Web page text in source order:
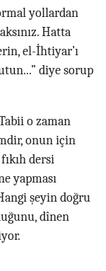
yollardan
Hatta
el-İhtiyar’ı
diye sorup
o zaman
onun için
dersi
yapması
şeyin doğru
dînen